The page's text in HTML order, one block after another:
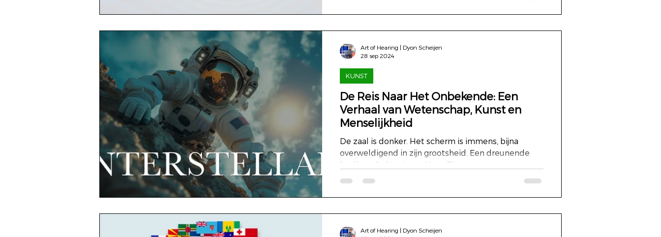
De Reis Naar Het Onbekende: Een
Verhaal van Wetenschap, Kunst en
Menselijkheid
De zaal is donker. Het scherm is immens, bijna
overweldigend in zijn grootsheid. Een dreunende
baslijn vult de ruimte, Hans Zimmers...
KUNST
Art of Hearing | Dyon Scheijen
28 sep 2024
Art of Hearing | Dyon Scheijen